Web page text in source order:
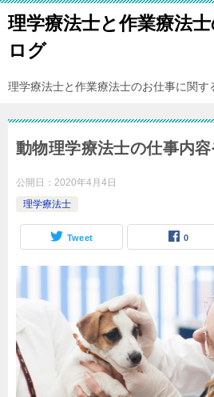
理学療法士と作業療法
ログ
理学療法士と作業療法士のお仕事に関す
動物理学療法士の仕事内
公開日： 2020年4月4日
理学療法士
Tweet 0